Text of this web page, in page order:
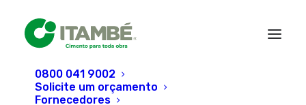
0800 041 9002
Solicite um orçamento
Fornecedores